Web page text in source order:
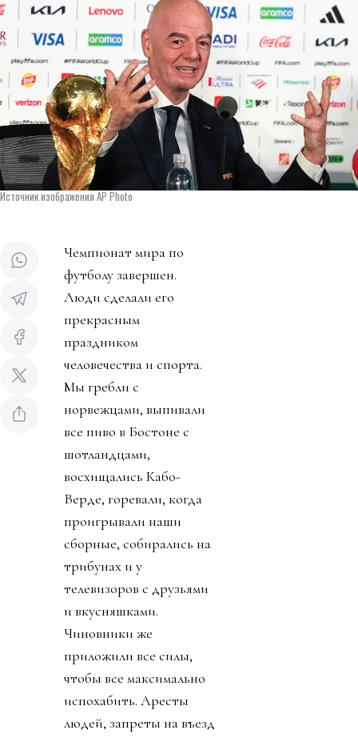
Источник изображения AP Photo
Чемпионат мира по
футболу завершен.
Люди сделали его
прекрасным
праздником
человечества и спорта.
Мы гребли с
норвежцами, выпивали
все пиво в Бостоне с
шотландцами,
восхищались Кабо-
Верде, горевали, когда
проигрывали наши
сборные, собирались на
трибунах и у
телевизоров с друзьями
и вкусняшками.
Чиновники же
приложили все силы,
чтобы все максимально
испохабить. Аресты
людей, запреты на въезд